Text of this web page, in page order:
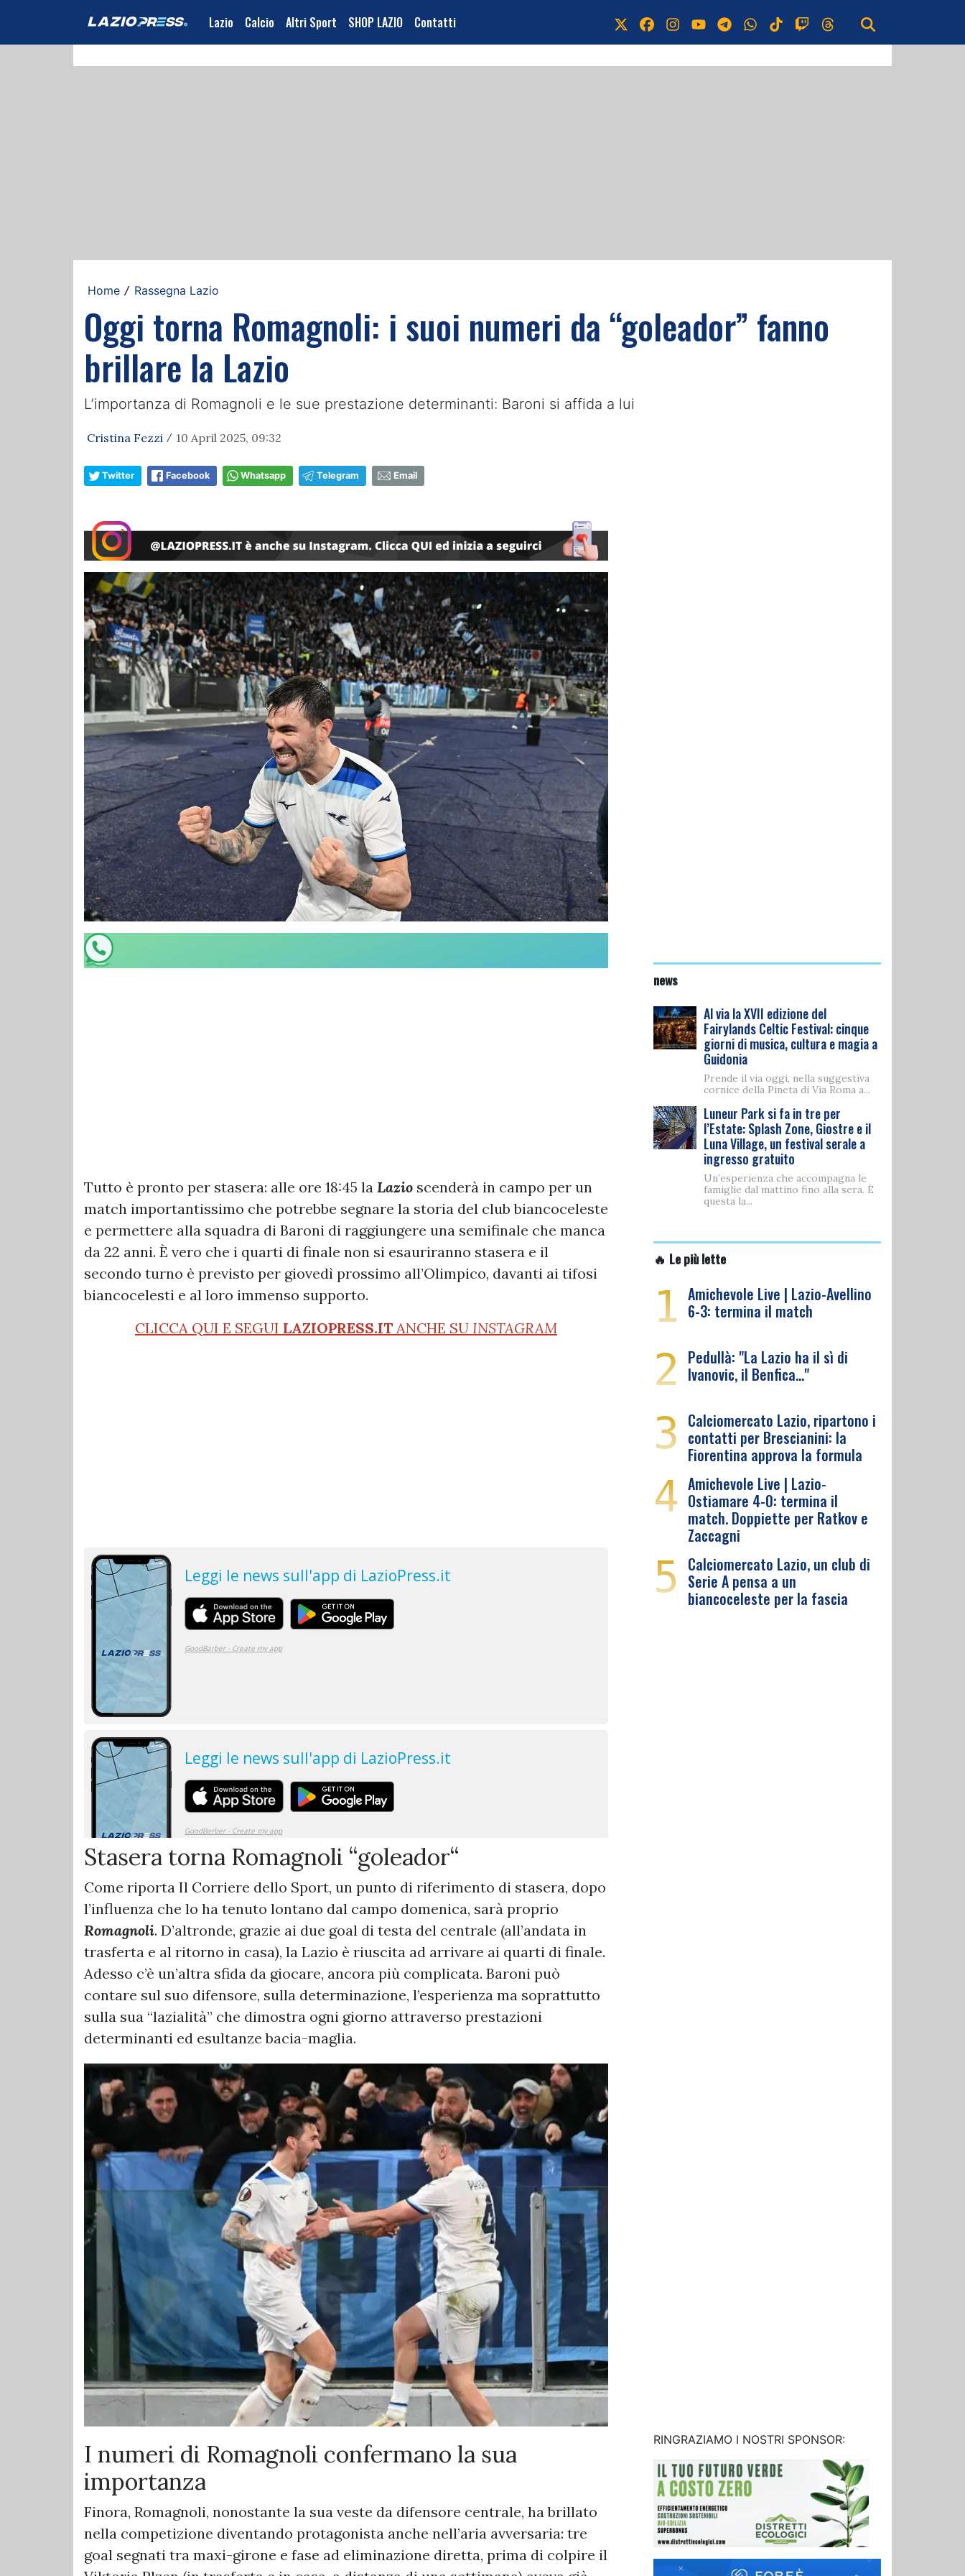
Lazio Calcio Altri Sport SHOP LAZIO Contatti
Home / Rassegna Lazio
Oggi torna Romagnoli: i suoi numeri da “goleador” fanno
brillare la Lazio
L’importanza di Romagnoli e le sue prestazione determinanti: Baroni si affida a lui
Cristina Fezzi / 10 April 2025, 09:32
Twitter Facebook Whatsapp Telegram Email
Tutto è pronto per stasera: alle ore 18:45 la Lazio scenderà in campo per un
match importantissimo che potrebbe segnare la storia del club biancoceleste
e permettere alla squadra di Baroni di raggiungere una semifinale che manca
da 22 anni. È vero che i quarti di finale non si esauriranno stasera e il
secondo turno è previsto per giovedì prossimo all’Olimpico, davanti ai tifosi
biancocelesti e al loro immenso supporto.
CLICCA QUI E SEGUI LAZIOPRESS.IT ANCHE SU INSTAGRAM
Stasera torna Romagnoli “goleador“
Come riporta Il Corriere dello Sport, un punto di riferimento di stasera, dopo
l’influenza che lo ha tenuto lontano dal campo domenica, sarà proprio
Romagnoli. D’altronde, grazie ai due goal di testa del centrale (all’andata in
trasferta e al ritorno in casa), la Lazio è riuscita ad arrivare ai quarti di finale.
Adesso c’è un’altra sfida da giocare, ancora più complicata. Baroni può
contare sul suo difensore, sulla determinazione, l’esperienza ma soprattutto
sulla sua “lazialità” che dimostra ogni giorno attraverso prestazioni
determinanti ed esultanze bacia-maglia.
I numeri di Romagnoli confermano la sua
importanza
Finora, Romagnoli, nonostante la sua veste da difensore centrale, ha brillato
nella competizione diventando protagonista anche nell’aria avversaria: tre
goal segnati tra maxi-girone e fase ad eliminazione diretta, prima di colpire il
news
Al via la XVII edizione del
Fairylands Celtic Festival: cinque
giorni di musica, cultura e magia a
Guidonia
Prende il via oggi, nella suggestiva
cornice della Pineta di Via Roma a...
Luneur Park si fa in tre per
l’Estate: Splash Zone, Giostre e il
Luna Village, un festival serale a
ingresso gratuito
Un’esperienza che accompagna le
famiglie dal mattino fino alla sera. È
questa la...
🔥 Le più lette
1 Amichevole Live | Lazio-Avellino
6-3: termina il match
2 Pedullà: "La Lazio ha il sì di
Ivanovic, il Benfica…"
3 Calciomercato Lazio, ripartono i
contatti per Brescianini: la
Fiorentina approva la formula
4 Amichevole Live | Lazio-
Ostiamare 4-0: termina il
match. Doppiette per Ratkov e
Zaccagni
5 Calciomercato Lazio, un club di
Serie A pensa a un
biancoceleste per la fascia
RINGRAZIAMO I NOSTRI SPONSOR: